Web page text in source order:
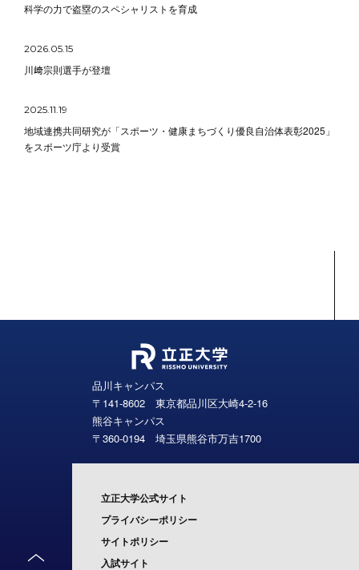
科学の力で盗塁のスペシャリストを育成
2026.05.15
川﨑宗則選手が登壇
2025.11.19
地域連携共同研究が「スポーツ・健康まちづくり優良自治体表彰2025」
をスポーツ庁より受賞
品川キャンパス
〒141-8602 東京都品川区大崎4-2-16
熊谷キャンパス
〒360-0194 埼玉県熊谷市万吉1700
立正大学公式サイト
プライバシーポリシー
サイトポリシー
入試サイト